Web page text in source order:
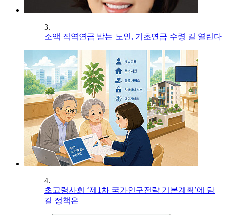
3.
소액 직역연금 받는 노인, 기초연금 수령 길 열린다
4.
초고령사회 ‘제1차 국가인구전략 기본계획’에 담
길 정책은